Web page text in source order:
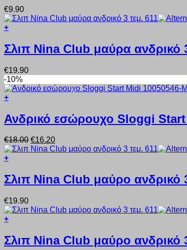
στη
σελίδα
του
πολλαπλές
παραλλαγές.
Οι
μπορούν
να
στη
σελίδα
του
προϊόντος
€9.90
+
το
προϊόν
πολλαπλές
παραλλαγές.
Οι
επιλογές
να
επιλεγούν
στη
σελίδα
του
προϊόντος
Σλιπ Nina Club μαύρα ανδρικό
€19.90
-10%
+
το
προϊόν
πολλαπλές
παραλλαγές.
Οι
μπορούν
να
επιλεγούν
στη
σελίδα
του
Ανδρικό εσώρουχο Sloggi
€18.00 Original
price
€16.20Η
τρέχουσα
€16.20.
+
το
προϊόν
πολλαπλές
παραλλαγές.
Οι
μπορούν
να
Σλιπ Nina Club μαύρο ανδρικό
€19.90
+
το
προϊόν
Σλιπ Nina Club μαύρο ανδρικό